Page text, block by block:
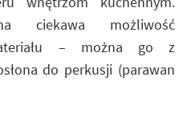
ciekawa możliwość
– można go z
do perkusji (parawan